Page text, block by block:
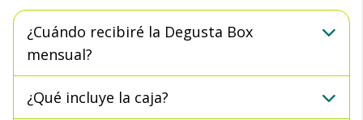
¿Cuándo recibiré la Degusta Box
mensual?
¿Qué incluye la caja?